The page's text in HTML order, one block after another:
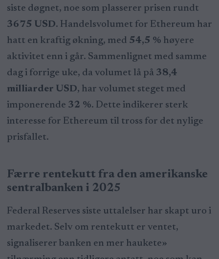
siste døgnet, noe som plasserer prisen rundt
3675 USD. Handelsvolumet for Ethereum har
hatt en kraftig økning, med 54,5 % høyere
aktivitet enn i går. Sammenlignet med samme
dag i forrige uke, da volumet lå på 38,4
milliarder USD, har volumet steget med
imponerende 32 %. Dette indikerer sterk
interesse for Ethereum til tross for det nylige
prisfallet.
Færre rentekutt fra den amerikanske
sentralbanken i 2025
Federal Reserves siste uttalelser har skapt uro i
markedet. Selv om rentekutt er ventet,
signaliserer banken en mer haukete»